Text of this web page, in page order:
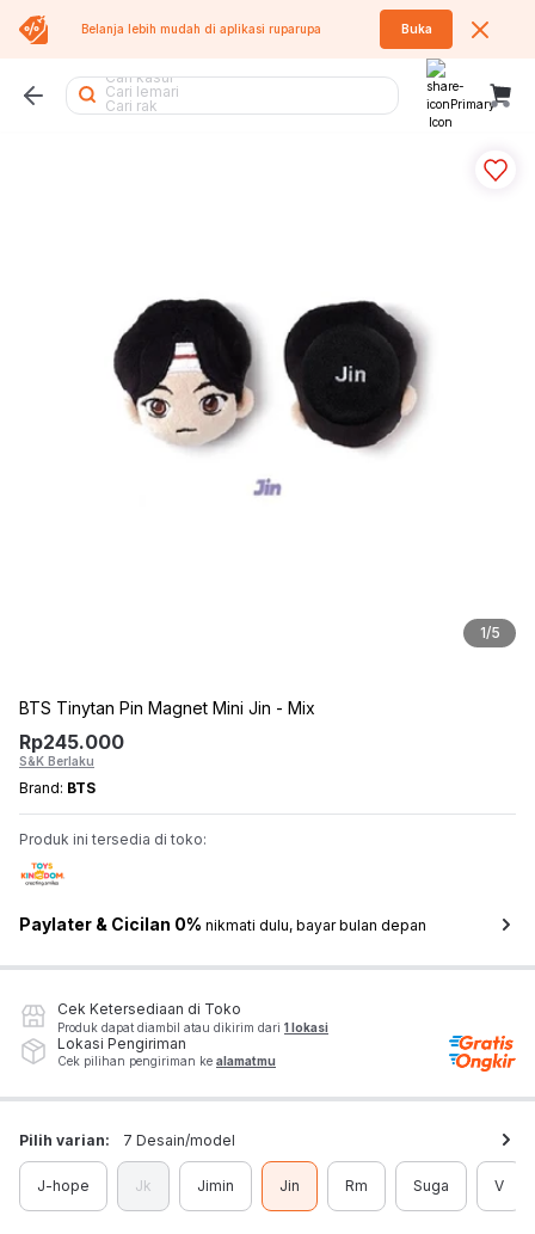
Belanja lebih mudah di aplikasi ruparupa Buka
Cari kursi
Cari rak
Cari meja belajar
Cari air purifier
Cari meja
Cari tangga
Cari tempat sampah
Cari rak sepatu
Cari sofa bed
Cari meja makan
Cari rak besi
1/5
BTS Tinytan Pin Magnet Mini Jin - Mix
Rp245.000
S&K Berlaku
Brand: BTS
Produk ini tersedia di toko:
Paylater & Cicilan 0% nikmati dulu, bayar bulan depan
Cek Ketersediaan di Toko
Produk dapat diambil atau dikirim dari 1 lokasi
Lokasi Pengiriman
Cek pilihan pengiriman ke alamatmu
Pilih varian: 7 Desain/model
J-hope Jk Jimin Jin Rm Suga V